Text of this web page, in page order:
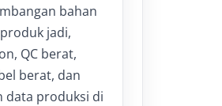
bahan
jadi,
QC berat,
berat, dan
data produksi di